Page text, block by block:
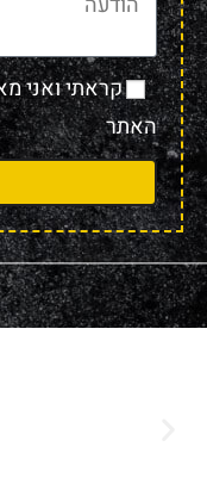
קראתי ואני
האתר